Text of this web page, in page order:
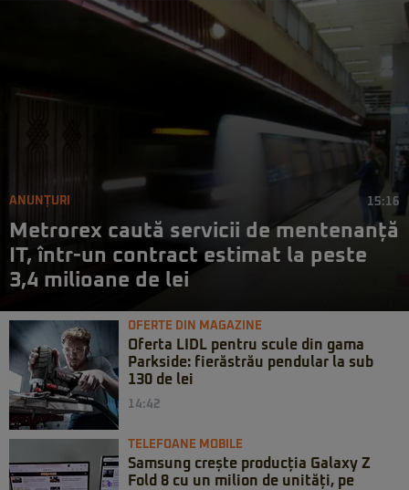
ANUNȚURI 15:16
Metrorex caută servicii de mentenanță
IT, într-un contract estimat la peste
3,4 milioane de lei
OFERTE DIN MAGAZINE
Oferta LIDL pentru scule din gama
Parkside: fierăstrău pendular la sub
130 de lei
14:42
TELEFOANE MOBILE
Samsung crește producția Galaxy Z
Fold 8 cu un milion de unități, pe